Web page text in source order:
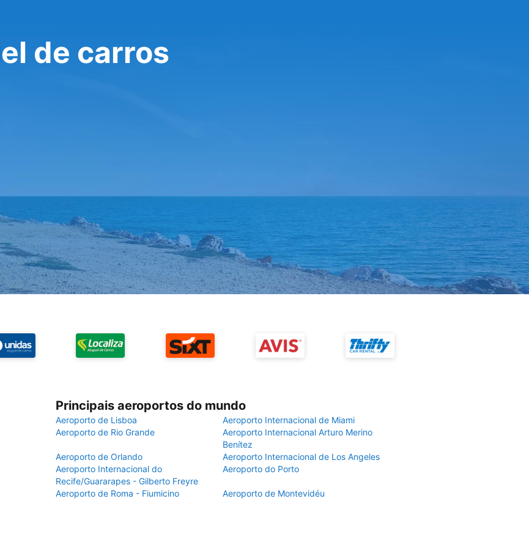
de carros
Principais aeroportos do mundo
Aeroporto de Lisboa
Aeroporto Internacional de Miami
Aeroporto de Rio Grande
Aeroporto Internacional Arturo Merino
Benítez
Aeroporto de Orlando
Aeroporto Internacional de Los Angeles
Aeroporto Internacional do
Recife/Guararapes - Gilberto Freyre
Aeroporto do Porto
Aeroporto de Roma - Fiumicino Aeroporto de Montevidéu